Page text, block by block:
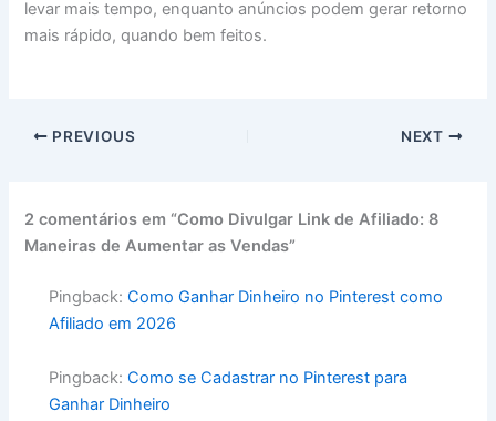
levar mais tempo, enquanto anúncios podem gerar retorno
mais rápido, quando bem feitos.
PREVIOUS NEXT
2 comentários em “Como Divulgar Link de Afiliado: 8
Maneiras de Aumentar as Vendas”
Pingback:Como Ganhar Dinheiro no Pinterest como
Afiliado em 2026
Pingback:Como se Cadastrar no Pinterest para
Ganhar Dinheiro